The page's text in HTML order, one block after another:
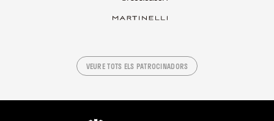
VEURE TOTS ELS PATROCINADORS